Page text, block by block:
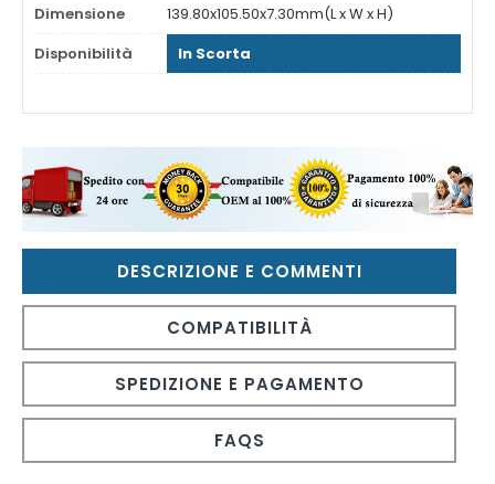
Dimensione
139.80x105.50x7.30mm(L x W x H)
Disponibilità
In Scorta
DESCRIZIONE E COMMENTI
COMPATIBILITÀ
SPEDIZIONE E PAGAMENTO
FAQS